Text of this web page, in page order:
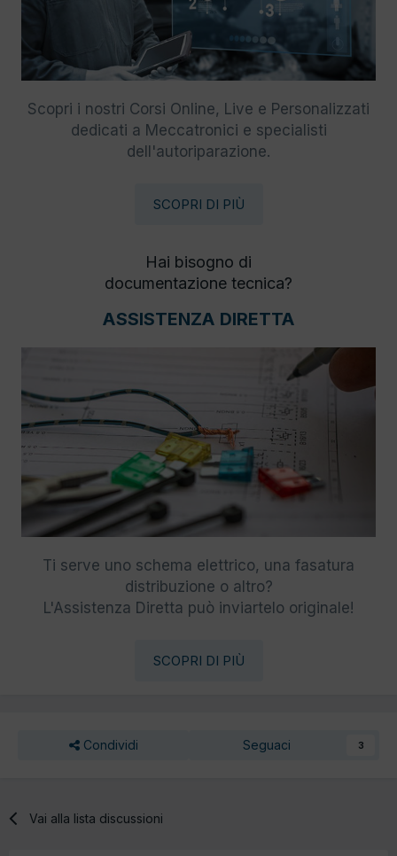
Scopri i nostri Corsi Online, Live e Personalizzati
dedicati a Meccatronici e specialisti
dell'autoriparazione.
SCOPRI DI PIÙ
Hai bisogno di
documentazione tecnica?
ASSISTENZA DIRETTA
Ti serve uno schema elettrico, una fasatura
distribuzione o altro?
L'Assistenza Diretta può inviartelo originale!
SCOPRI DI PIÙ
Condividi Seguaci 3
Vai alla lista discussioni